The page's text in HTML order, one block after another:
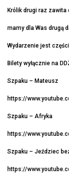
Królik drugi raz
mamy dla Was drugą
Wydarzenie jest
Bilety wyłącznie na
Szpaku – Mateusz
https://
Szpaku – Afryka
https://
Szpaku – Jeździec
https://